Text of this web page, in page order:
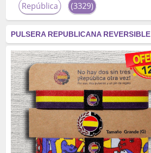
República
(3329)
fascismo
(2677)
tardofranquismo
(2320)
Actualidad
(2319)
monarquía
(2253)
borbones
(2176)
Cultura
(2163)
PULSERA REPUBLICANA REVERSIBLE